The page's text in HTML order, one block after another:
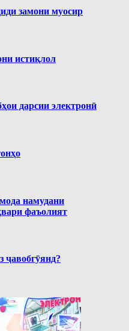
замони муосир
истиқлол
дарсии электронӣ
намудани
фаъолият
ҷавобгӯянд?